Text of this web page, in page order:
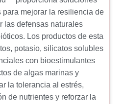
mejorar la resiliencia de
las defensas naturales
Los productos de esta
potasio, silicatos solubles
con bioestimulantes
de algas marinas y
la tolerancia al estrés,
de nutrientes y reforzar la